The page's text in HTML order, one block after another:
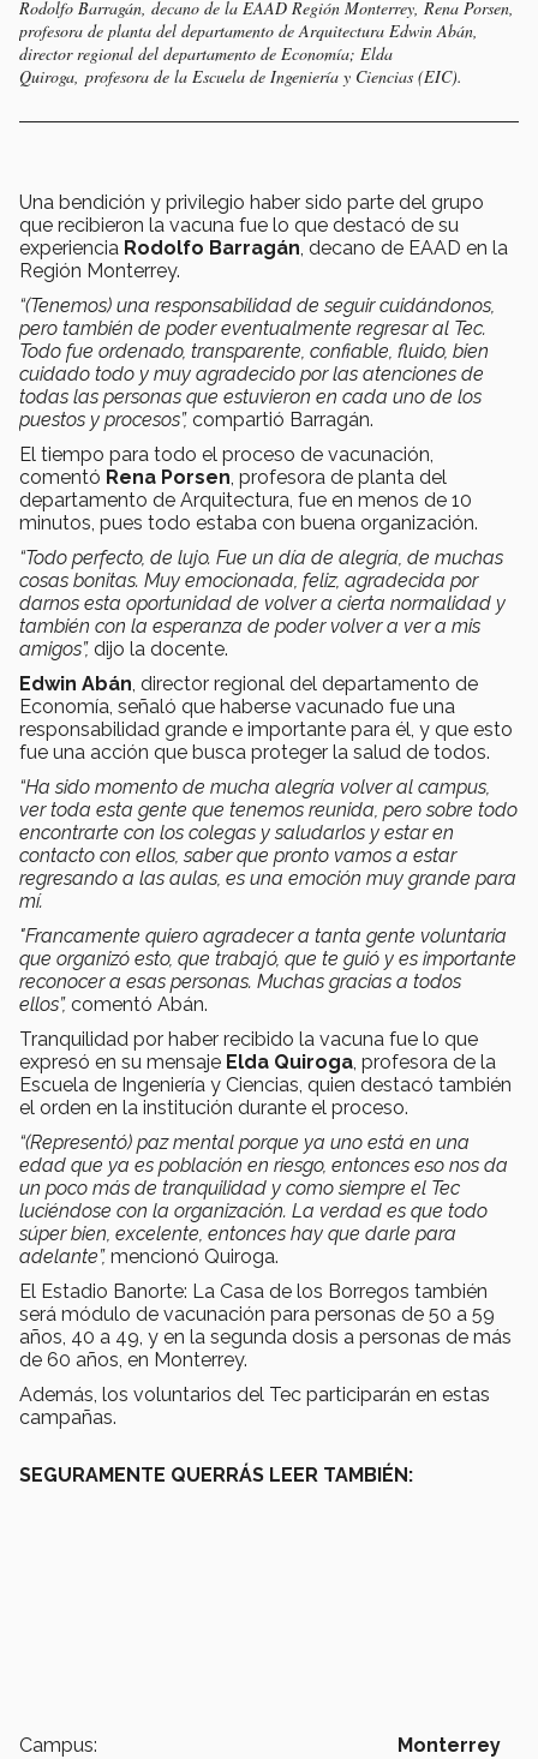
Rodolfo Barragán, decano de la EAAD Región Monterrey, Rena Porsen,
profesora de planta del departamento de Arquitectura Edwin Abán,
director regional del departamento de Economía; Elda
Quiroga, profesora de la Escuela de Ingeniería y Ciencias (EIC).
Una bendición y privilegio haber sido parte del grupo
que recibieron la vacuna fue lo que destacó de su
experiencia Rodolfo Barragán, decano de EAAD en la
Región Monterrey.
“(Tenemos) una responsabilidad de seguir cuidándonos,
pero también de poder eventualmente regresar al Tec.
Todo fue ordenado, transparente, confiable, fluido, bien
cuidado todo y muy agradecido por las atenciones de
todas las personas que estuvieron en cada uno de los
puestos y procesos”, compartió Barragán.
El tiempo para todo el proceso de vacunación,
comentó Rena Porsen, profesora de planta del
departamento de Arquitectura, fue en menos de 10
minutos, pues todo estaba con buena organización.
“Todo perfecto, de lujo. Fue un día de alegría, de muchas
cosas bonitas. Muy emocionada, feliz, agradecida por
darnos esta oportunidad de volver a cierta normalidad y
también con la esperanza de poder volver a ver a mis
amigos”, dijo la docente.
Edwin Abán, director regional del departamento de
Economía, señaló que haberse vacunado fue una
responsabilidad grande e importante para él, y que esto
fue una acción que busca proteger la salud de todos.
“Ha sido momento de mucha alegría volver al campus,
ver toda esta gente que tenemos reunida, pero sobre todo
encontrarte con los colegas y saludarlos y estar en
contacto con ellos, saber que pronto vamos a estar
regresando a las aulas, es una emoción muy grande para
mí.
"Francamente quiero agradecer a tanta gente voluntaria
que organizó esto, que trabajó, que te guió y es importante
reconocer a esas personas. Muchas gracias a todos
ellos”, comentó Abán.
Tranquilidad por haber recibido la vacuna fue lo que
expresó en su mensaje Elda Quiroga, profesora de la
Escuela de Ingeniería y Ciencias, quien destacó también
el orden en la institución durante el proceso.
“(Representó) paz mental porque ya uno está en una
edad que ya es población en riesgo, entonces eso nos da
un poco más de tranquilidad y como siempre el Tec
luciéndose con la organización. La verdad es que todo
súper bien, excelente, entonces hay que darle para
adelante”, mencionó Quiroga.
El Estadio Banorte: La Casa de los Borregos también
será módulo de vacunación para personas de 50 a 59
años, 40 a 49, y en la segunda dosis a personas de más
de 60 años, en Monterrey.
Además, los voluntarios del Tec participarán en estas
campañas.
SEGURAMENTE QUERRÁS LEER TAMBIÉN:
Campus: Monterrey